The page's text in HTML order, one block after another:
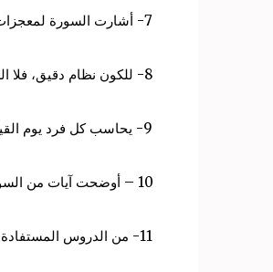
7- أشارت السورة لمعجزات الله تعالي، وظهر ذلك في إنقاذ المؤمنين الذين اتباعوا سيدنا نوح، وأمنوا برسالته من الفيضان الذي لحق بالمشركين.
8- للكون نظام دقيق، فلا الشمس سابق القمر ولا الليل يسبق النهار، كل شئ يسري في بحساب دقيق.
9- يحاسب كل فرد يوم القيامة على كل أعماله بما قدمه في الدنيا.
10 – أوضحت آيات من السورة عن مراحل نمو القمر من بدر وصولا للهلال.
11- من الدروس المستفادة ايضا هو دعوة الفرد لتطهير القلب من الكره والكراهية والحسد، والحث على السماح والعفو عن المقدرة، وعد رد الإساءة بمثلها.